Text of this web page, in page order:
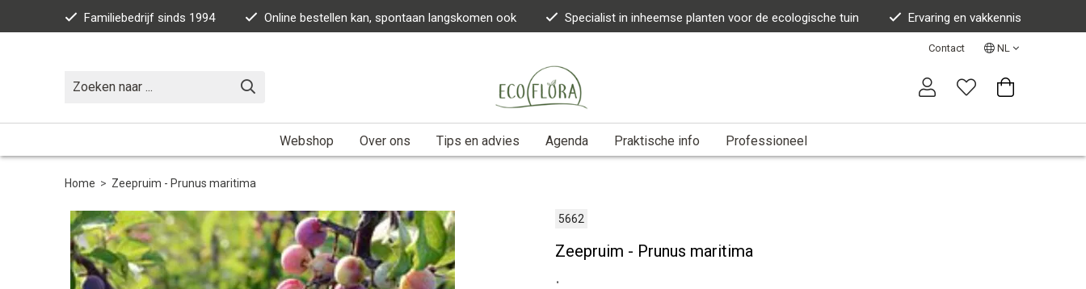
Familiebedrijf sinds 1994 Online bestellen kan, spontaan langskomen ook Specialist in inheemse planten voor de ecologische tuin Ervaring en vakkennis
Contact NL
Webshop Over ons Tips en advies Agenda Praktische info Professioneel
Home > Zeepruim - Prunus maritima
5662
Zeepruim - Prunus maritima
.